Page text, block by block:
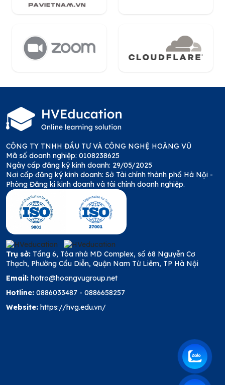
CÔNG TY TNHH ĐẦU TƯ VÀ CÔNG NGHỆ HOÀNG VŨ
Mã số doanh nghiệp: 0108238625
Ngày cấp đăng ký kinh doanh: 29/05/2025
Nơi cấp đăng ký kinh doanh: Sở Tài chính thành phố Hà Nội -
Phòng Đăng kí kinh doanh và tài chính doanh nghiệp.
Trụ sở: Tầng 6, Tòa nhà MD Complex, số 68 Nguyễn Cơ
Thạch, Phường Cầu Diễn, Quận Nam Từ Liêm, TP Hà Nội
Email: hotro@hoangvugroup.net
Hotline: 0886033487 - 0886658257
Website: https://hvg.edu.vn/